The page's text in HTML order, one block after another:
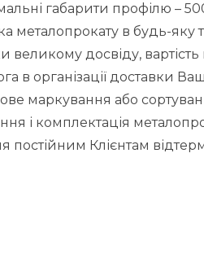
габарити профілю –
металопрокату в будь-яку
великому досвіду,
в організації доставки
маркування або
і комплектація
постійним Клієнтам